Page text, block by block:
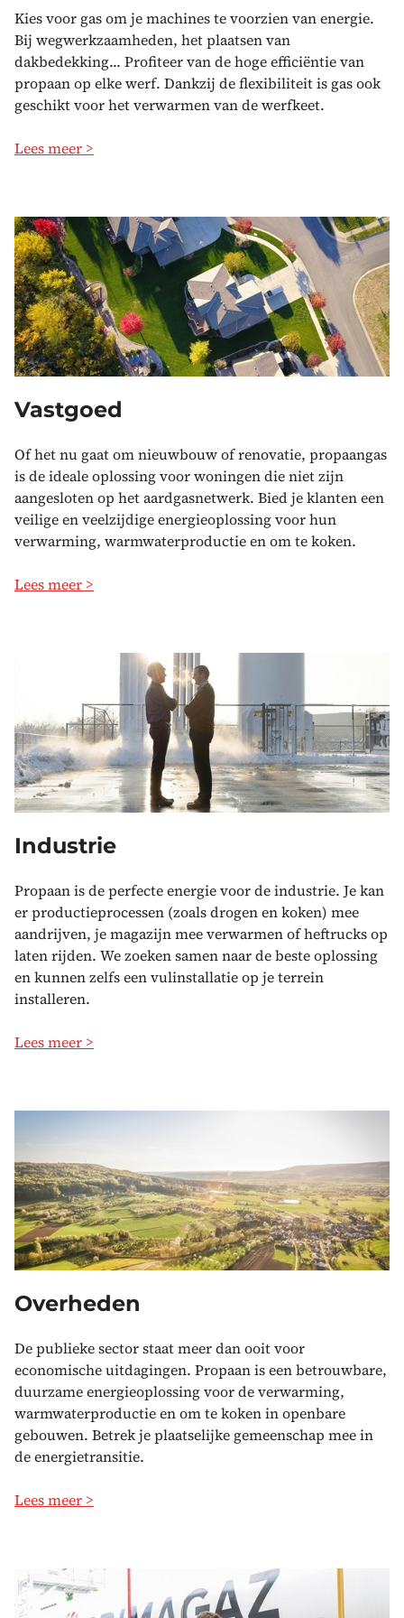
Kies voor gas om je machines te voorzien van energie.
Bij wegwerkzaamheden, het plaatsen van
dakbedekking... Profiteer van de hoge efficiëntie van
propaan op elke werf. Dankzij de flexibiliteit is gas ook
geschikt voor het verwarmen van de werfkeet.
Lees meer >
Vastgoed
Of het nu gaat om nieuwbouw of renovatie, propaangas
is de ideale oplossing voor woningen die niet zijn
aangesloten op het aardgasnetwerk. Bied je klanten een
veilige en veelzijdige energieoplossing voor hun
verwarming, warmwaterproductie en om te koken.
Lees meer >
Industrie
Propaan is de perfecte energie voor de industrie. Je kan
er productieprocessen (zoals drogen en koken) mee
aandrijven, je magazijn mee verwarmen of heftrucks op
laten rijden. We zoeken samen naar de beste oplossing
en kunnen zelfs een vulinstallatie op je terrein
installeren.
Lees meer >
Overheden
De publieke sector staat meer dan ooit voor
economische uitdagingen. Propaan is een betrouwbare,
duurzame energieoplossing voor de verwarming,
warmwaterproductie en om te koken in openbare
gebouwen. Betrek je plaatselijke gemeenschap mee in
de energietransitie.
Lees meer >